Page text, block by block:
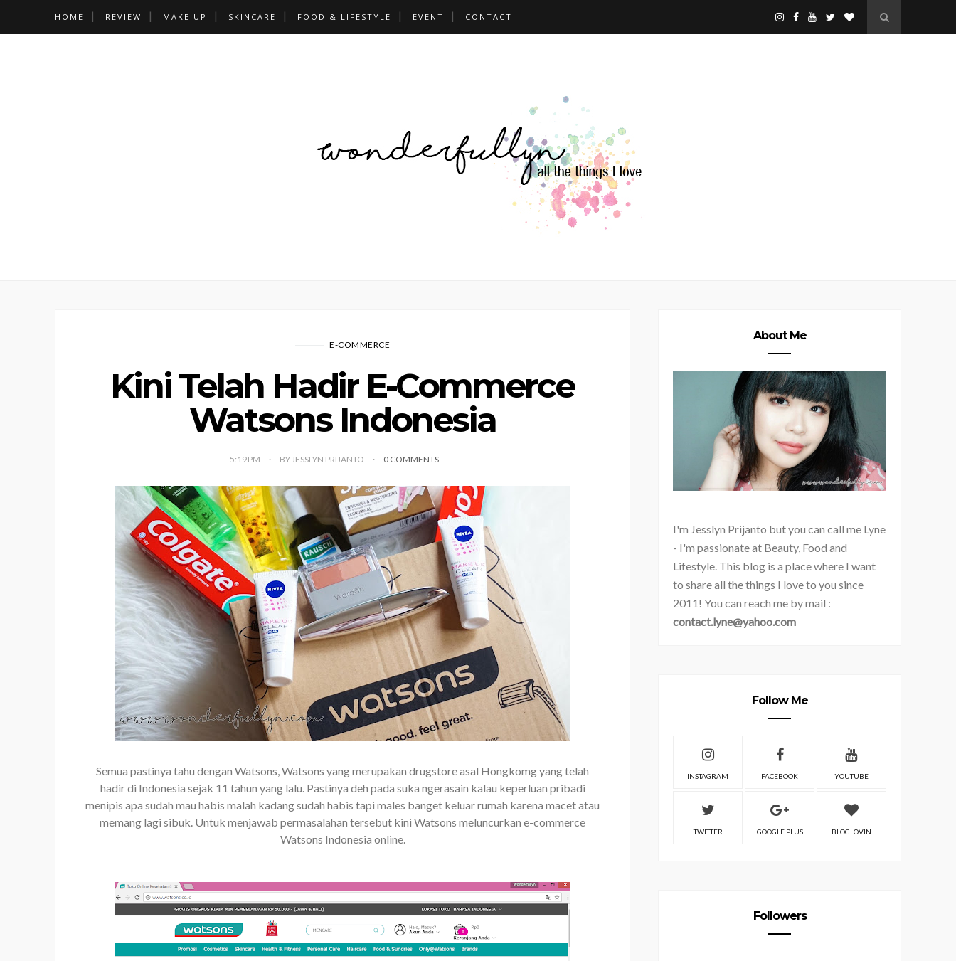
HOME REVIEW MAKE UP SKINCARE FOOD & LIFESTYLE EVENT CONTACT
E-COMMERCE
Kini Telah Hadir E-Commerce
Watsons Indonesia
5:19 PM BY JESSLYN PRIJANTO 0 COMMENTS
Semua pastinya tahu dengan Watsons, Watsons yang merupakan drugstore asal Hongkomg yang telah
hadir di Indonesia sejak 11 tahun yang lalu. Pastinya deh pada suka ngerasain kalau keperluan pribadi
menipis apa sudah mau habis malah kadang sudah habis tapi males banget keluar rumah karena macet atau
memang lagi sibuk. Untuk menjawab permasalahan tersebut kini Watsonsmeluncurkan e-commerce
Watsons Indonesia online.
About Me
I'm Jesslyn Prijanto but you can call me Lyne
- I'm passionate at Beauty, Food and
Lifestyle. This blog is a place where I want
to share all the things I love to you since
2011! You can reach me by mail :
contact.lyne@yahoo.com
Follow Me
INSTAGRAM FACEBOOK YOUTUBE
TWITTER GOOGLE PLUS BLOGLOVIN
Followers